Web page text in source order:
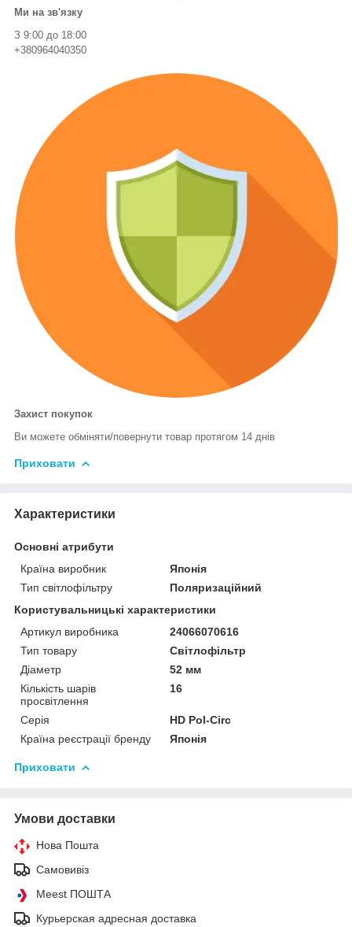
Ми на зв'язку
З 9:00 до 18:00
+380964040350
Захист покупок
Ви можете обміняти/повернути товар протягом 14 днів
Приховати
Характеристики
Основні атрибути
Країна виробник
Японія
Тип світлофільтру
Поляризаційний
Користувальницькі характеристики
Артикул виробника
24066070616
Тип товару
Світлофільтр
Діаметр
52 мм
Кількість шарів
просвітлення
16
Серія
HD Pol-Circ
Країна реєстрації бренду
Японія
Приховати
Умови доставки
Нова Пошта
Самовивіз
Meest ПОШТА
Курьерская адресная доставка